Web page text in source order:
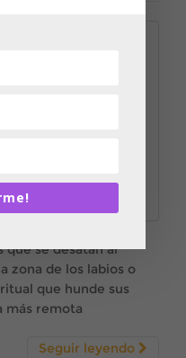
que se desatan al
zona de los labios o
que hunde sus
más remota
Seguir leyendo